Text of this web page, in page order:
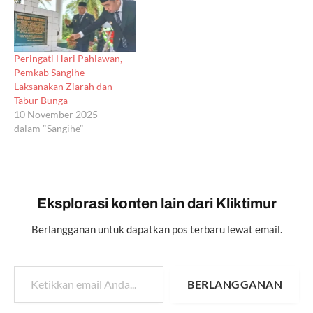
Peringati Hari Pahlawan,
Pemkab Sangihe
Laksanakan Ziarah dan
Tabur Bunga
10 November 2025
dalam "Sangihe"
Eksplorasi konten lain dari Kliktimur
Berlangganan untuk dapatkan pos terbaru lewat email.
Ketikkan email Anda...
BERLANGGANAN